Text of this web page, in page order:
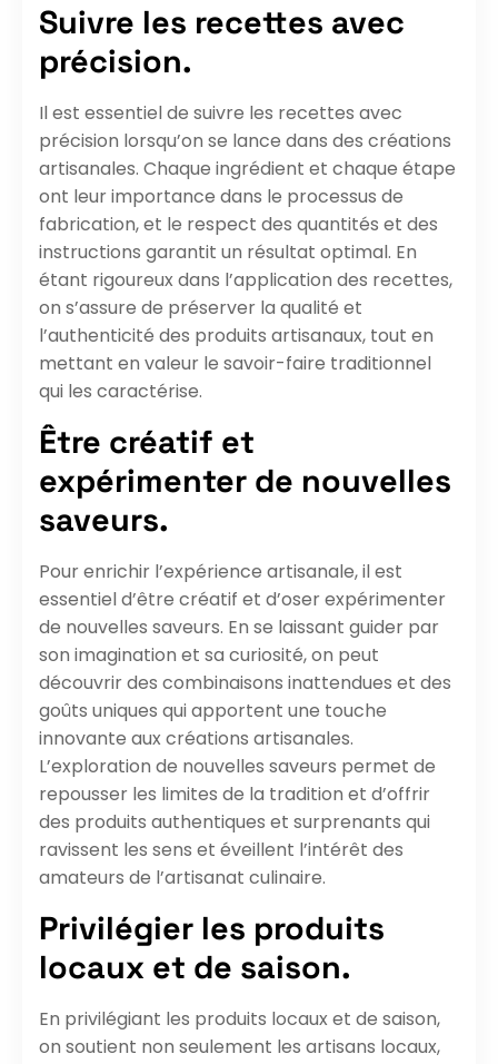
Suivre les recettes avec
précision.
Il est essentiel de suivre les recettes avec
précision lorsqu’on se lance dans des créations
artisanales. Chaque ingrédient et chaque étape
ont leur importance dans le processus de
fabrication, et le respect des quantités et des
instructions garantit un résultat optimal. En
étant rigoureux dans l’application des recettes,
on s’assure de préserver la qualité et
l’authenticité des produits artisanaux, tout en
mettant en valeur le savoir-faire traditionnel
qui les caractérise.
Être créatif et
expérimenter de nouvelles
saveurs.
Pour enrichir l’expérience artisanale, il est
essentiel d’être créatif et d’oser expérimenter
de nouvelles saveurs. En se laissant guider par
son imagination et sa curiosité, on peut
découvrir des combinaisons inattendues et des
goûts uniques qui apportent une touche
innovante aux créations artisanales.
L’exploration de nouvelles saveurs permet de
repousser les limites de la tradition et d’offrir
des produits authentiques et surprenants qui
ravissent les sens et éveillent l’intérêt des
amateurs de l’artisanat culinaire.
Privilégier les produits
locaux et de saison.
En privilégiant les produits locaux et de saison,
on soutient non seulement les artisans locaux,